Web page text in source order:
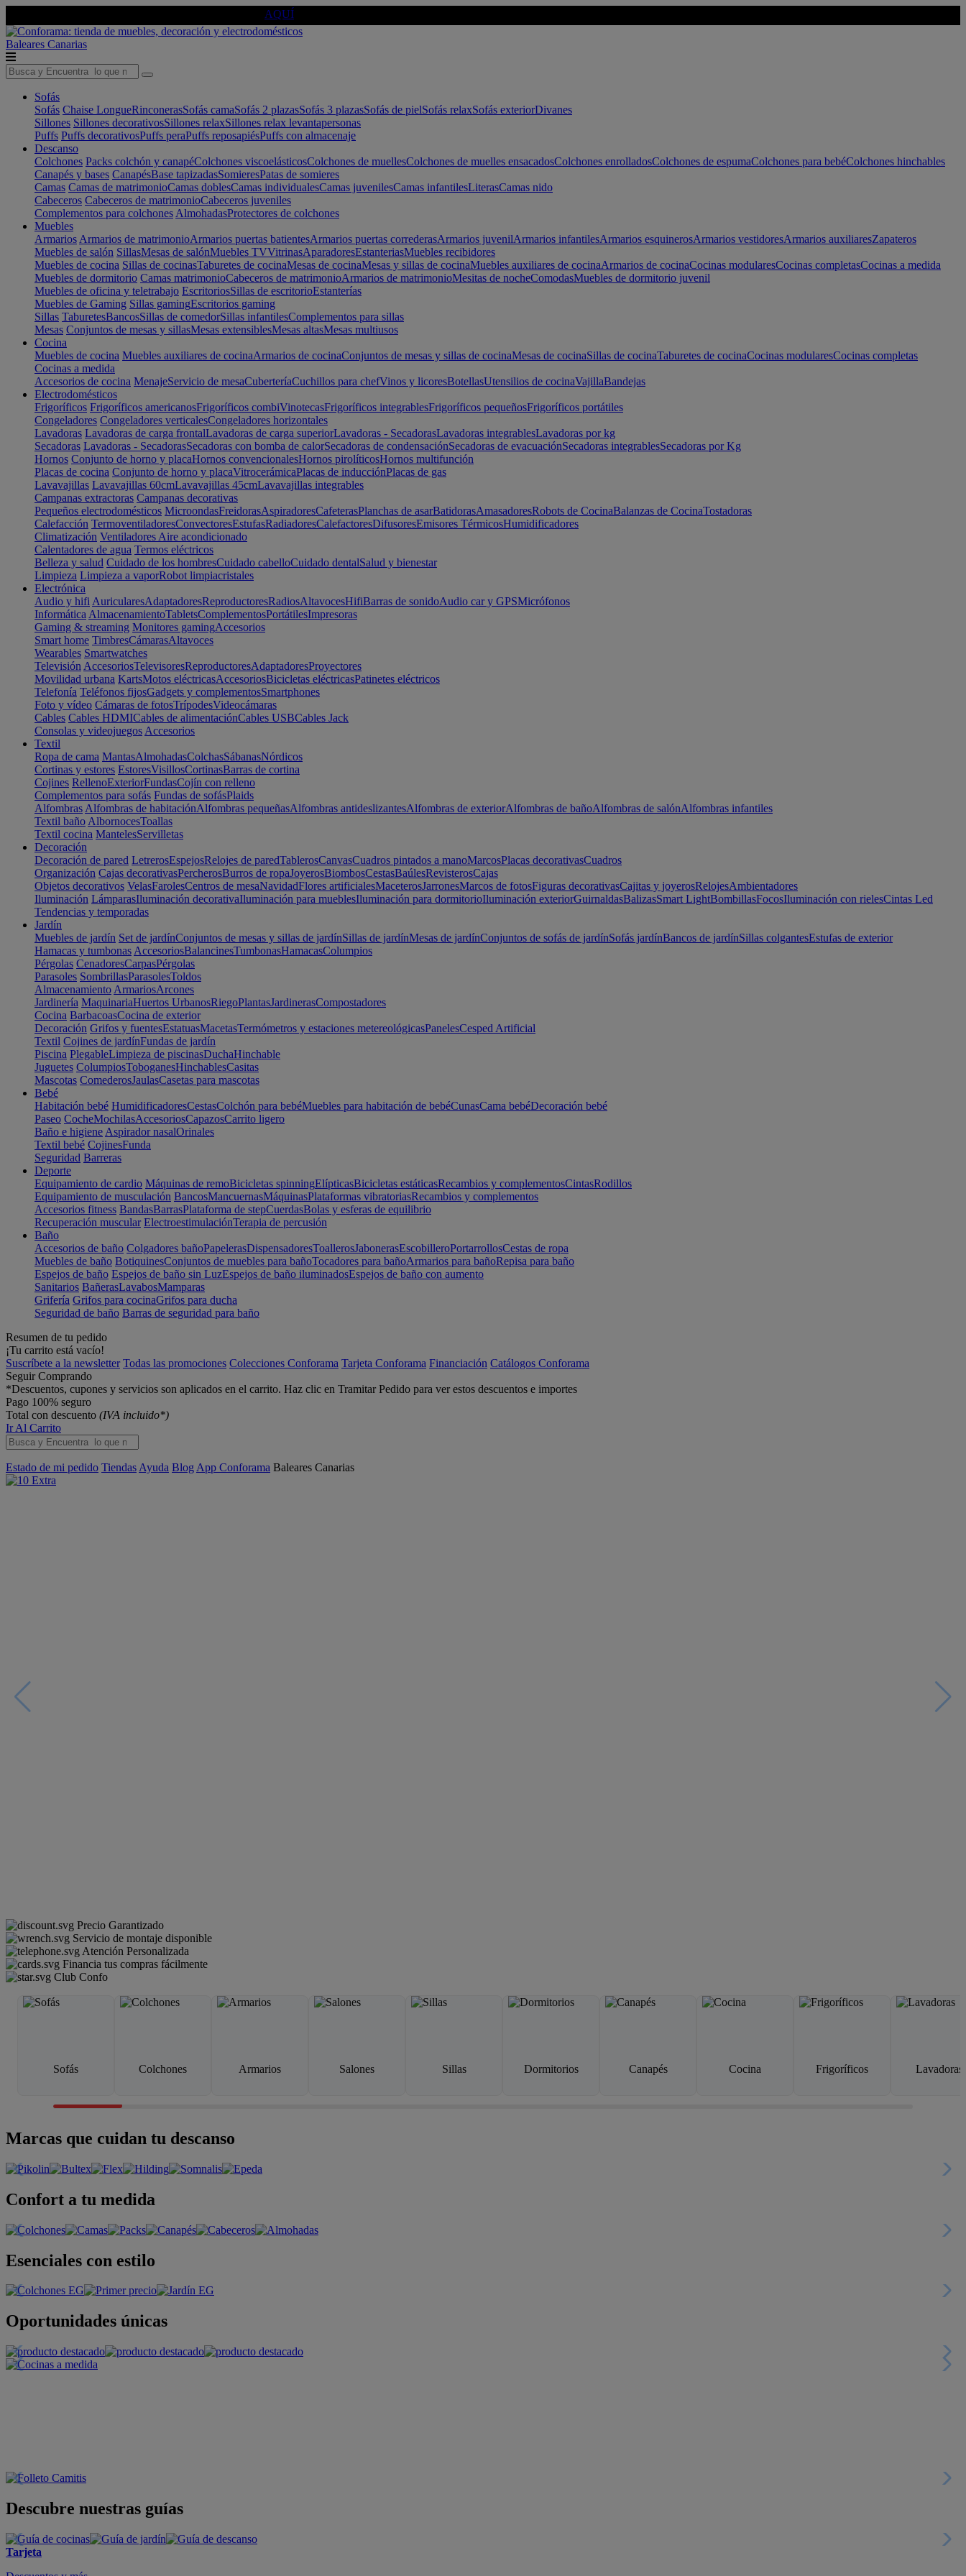
AQUÍ
Baleares Canarias
Sofás
Sofás Chaise LongueRinconerasSofás camaSofás 2 plazasSofás 3 plazasSofás de pielSofás relaxSofás exteriorDivanes
Sillones Sillones decorativosSillones relaxSillones relax levantapersonas
Puffs Puffs decorativosPuffs peraPuffs reposapiésPuffs con almacenaje
Descanso
Colchones Packs colchón y canapéColchones viscoelásticosColchones de muellesColchones de muelles ensacadosColchones enrolladosColchones de espumaColchones para bebéColchones hinchables
Canapés y bases CanapésBase tapizadasSomieresPatas de somieres
Camas Camas de matrimonioCamas doblesCamas individualesCamas juvenilesCamas infantilesLiterasCamas nido
Cabeceros Cabeceros de matrimonioCabeceros juveniles
Complementos para colchones AlmohadasProtectores de colchones
Muebles
Armarios Armarios de matrimonioArmarios puertas batientesArmarios puertas correderasArmarios juvenilArmarios infantilesArmarios esquinerosArmarios vestidoresArmarios auxiliaresZapateros
Muebles de salón SillasMesas de salónMuebles TVVitrinasAparadoresEstanteriasMuebles recibidores
Muebles de cocina Sillas de cocinasTaburetes de cocinaMesas de cocinaMesas y sillas de cocinaMuebles auxiliares de cocinaArmarios de cocinaCocinas modularesCocinas completasCocinas a medida
Muebles de dormitorio Camas matrimonioCabeceros de matrimonioArmarios de matrimonioMesitas de nocheComodasMuebles de dormitorio juvenil
Muebles de oficina y teletrabajo EscritoriosSillas de escritorioEstanterías
Muebles de Gaming Sillas gamingEscritorios gaming
Sillas TaburetesBancosSillas de comedorSillas infantilesComplementos para sillas
Mesas Conjuntos de mesas y sillasMesas extensiblesMesas altasMesas multiusos
Cocina
Muebles de cocina Muebles auxiliares de cocinaArmarios de cocinaConjuntos de mesas y sillas de cocinaMesas de cocinaSillas de cocinaTaburetes de cocinaCocinas modularesCocinas completas
Cocinas a medida
Accesorios de cocina MenajeServicio de mesaCuberteríaCuchillos para chefVinos y licoresBotellasUtensilios de cocinaVajillaBandejas
Electrodomésticos
Frigoríficos Frigoríficos americanosFrigoríficos combiVinotecasFrigoríficos integrablesFrigoríficos pequeñosFrigoríficos portátiles
Congeladores Congeladores verticalesCongeladores horizontales
Lavadoras Lavadoras de carga frontalLavadoras de carga superiorLavadoras - SecadorasLavadoras integrablesLavadoras por kg
Secadoras Lavadoras - SecadorasSecadoras con bomba de calorSecadoras de condensaciónSecadoras de evacuaciónSecadoras integrablesSecadoras por Kg
Hornos Conjunto de horno y placaHornos convencionalesHornos pirolíticosHornos multifunción
Placas de cocina Conjunto de horno y placaVitrocerámicaPlacas de inducciónPlacas de gas
Lavavajillas Lavavajillas 60cmLavavajillas 45cmLavavajillas integrables
Campanas extractoras Campanas decorativas
Pequeños electrodomésticos MicroondasFreidorasAspiradoresCafeterasPlanchas de asarBatidorasAmasadoresRobots de CocinaBalanzas de CocinaTostadoras
Calefacción TermoventiladoresConvectoresEstufasRadiadoresCalefactoresDifusoresEmisores TérmicosHumidificadores
Climatización Ventiladores Aire acondicionado
Calentadores de agua Termos eléctricos
Belleza y salud Cuidado de los hombresCuidado cabelloCuidado dentalSalud y bienestar
Limpieza Limpieza a vaporRobot limpiacristales
Electrónica
Audio y hifi AuricularesAdaptadoresReproductoresRadiosAltavocesHifiBarras de sonidoAudio car y GPSMicrófonos
Informática AlmacenamientoTabletsComplementosPortátilesImpresoras
Gaming & streaming Monitores gamingAccesorios
Smart home TimbresCámarasAltavoces
Wearables Smartwatches
Televisión AccesoriosTelevisoresReproductoresAdaptadoresProyectores
Movilidad urbana KartsMotos eléctricasAccesoriosBicicletas eléctricasPatinetes eléctricos
Telefonía Teléfonos fijosGadgets y complementosSmartphones
Foto y vídeo Cámaras de fotosTrípodesVideocámaras
Cables Cables HDMICables de alimentaciónCables USBCables Jack
Consolas y videojuegos Accesorios
Textil
Ropa de cama MantasAlmohadasColchasSábanasNórdicos
Cortinas y estores EstoresVisillosCortinasBarras de cortina
Cojines RellenoExteriorFundasCojín con relleno
Complementos para sofás Fundas de sofásPlaids
Alfombras Alfombras de habitaciónAlfombras pequeñasAlfombras antideslizantesAlfombras de exteriorAlfombras de bañoAlfombras de salónAlfombras infantiles
Textil baño AlbornocesToallas
Textil cocina MantelesServilletas
Decoración
Decoración de pared LetrerosEspejosRelojes de paredTablerosCanvasCuadros pintados a manoMarcosPlacas decorativasCuadros
Organización Cajas decorativasPercherosBurros de ropaJoyerosBiombosCestasBaúlesRevisterosCajas
Objetos decorativos VelasFarolesCentros de mesaNavidadFlores artificialesMaceterosJarronesMarcos de fotosFiguras decorativasCajitas y joyerosRelojesAmbientadores
Iluminación LámparasIluminación decorativaIluminación para mueblesIluminación para dormitorioIluminación exteriorGuirnaldasBalizasSmart LightBombillasFocosIluminación con rielesCintas Led
Tendencias y temporadas
Jardín
Muebles de jardín Set de jardínConjuntos de mesas y sillas de jardínSillas de jardínMesas de jardínConjuntos de sofás de jardínSofás jardínBancos de jardínSillas colgantesEstufas de exterior
Hamacas y tumbonas AccesoriosBalancinesTumbonasHamacasColumpios
Pérgolas CenadoresCarpasPérgolas
Parasoles SombrillasParasolesToldos
Almacenamiento ArmariosArcones
Jardinería MaquinariaHuertos UrbanosRiegoPlantasJardinerasCompostadores
Cocina BarbacoasCocina de exterior
Decoración Grifos y fuentesEstatuasMacetasTermómetros y estaciones metereológicasPanelesCesped Artificial
Textil Cojines de jardínFundas de jardín
Piscina PlegableLimpieza de piscinasDuchaHinchable
Juguetes ColumpiosToboganesHinchablesCasitas
Mascotas ComederosJaulasCasetas para mascotas
Bebé
Habitación bebé HumidificadoresCestasColchón para bebéMuebles para habitación de bebéCunasCama bebéDecoración bebé
Paseo CocheMochilasAccesoriosCapazosCarrito ligero
Baño e higiene Aspirador nasalOrinales
Textil bebé CojinesFunda
Seguridad Barreras
Deporte
Equipamiento de cardio Máquinas de remoBicicletas spinningElípticasBicicletas estáticasRecambios y complementosCintasRodillos
Equipamiento de musculación BancosMancuernasMáquinasPlataformas vibratoriasRecambios y complementos
Accesorios fitness BandasBarrasPlataforma de stepCuerdasBolas y esferas de equilibrio
Recuperación muscular ElectroestimulaciónTerapia de percusión
Baño
Accesorios de baño Colgadores bañoPapelerasDispensadoresToallerosJabonerasEscobilleroPortarrollosCestas de ropa
Muebles de baño BotiquinesConjuntos de muebles para bañoTocadores para bañoArmarios para bañoRepisa para baño
Espejos de baño Espejos de baño sin LuzEspejos de baño iluminadosEspejos de baño con aumento
Sanitarios BañerasLavabosMamparas
Grifería Grifos para cocinaGrifos para ducha
Seguridad de baño Barras de seguridad para baño
Resumen de tu pedido
¡Tu carrito está vacío!
Suscríbete a la newsletter Todas las promociones Colecciones Conforama Tarjeta Conforama Financiación Catálogos Conforama
Seguir Comprando
*Descuentos, cupones y servicios son aplicados en el carrito. Haz clic en Tramitar Pedido para ver estos descuentos e importes
Pago 100% seguro
Total con descuento (IVA incluido*)
Ir Al Carrito
Estado de mi pedido Tiendas Ayuda Blog App Conforama Baleares Canarias
Precio Garantizado
Servicio de montaje disponible
Atención Personalizada
Financia tus compras fácilmente
Club Confo
Sofás Colchones Armarios Salones Sillas Dormitorios Canapés Cocina Frigoríficos Lavadoras
Marcas que cuidan tu descanso
Confort a tu medida
Esenciales con estilo
Oportunidades únicas
Descubre nuestras guías
Tarjeta